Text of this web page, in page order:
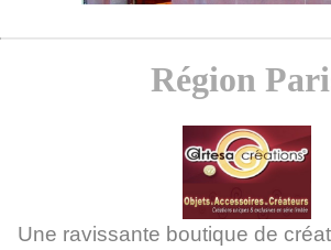
Région
Une ravissante boutique de